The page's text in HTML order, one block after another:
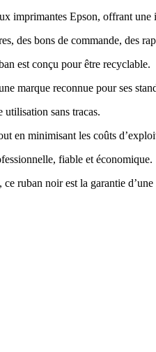
imprimantes Epson, offrant
des bons de commande, des
est conçu pour être recyclable.
marque reconnue pour ses
sans tracas.
en minimisant les coûts
fiable et économique.
ruban noir est la garantie